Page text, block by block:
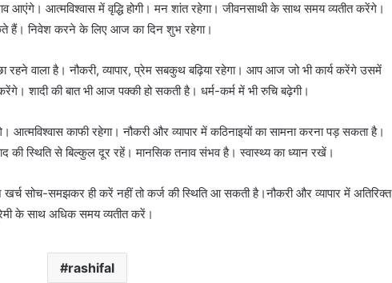
आएंगे। आत्मविश्वास में वृद्धि होगी। मन शांत रहेगा। जीवनसाथी के साथ समय व्यतीत करेंगे।
हैं। निवेश करने के लिए आज का दिन शुभ रहेगा।
रहने वाला है। नौकरी, व्यापार, प्रेम सबकुथ बढ़िया रहेगा। आप आज जो भी कार्य करेंगे उसमें
शादी की बात भी आज पक्की हो सकती है। धर्म-कर्म में भी रुचि बढ़ेगी।
काफी रहेगा। नौकरी और व्यापार में कठिनाइयों का सामना करना पड़ सकता है।
की स्थिति से बिल्कुल दूर रहें। मानसिक तनाव संभव है। स्वास्थ्य का ध्यान रखें।
सोच-समझकर ही करें नहीं तो कर्ज की स्थिति आ सकती है।नौकरी और व्यापार में अतिरिक्त
के साथ अधिक समय व्यतीत करें।
rashifal